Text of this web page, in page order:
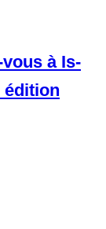
à Is-
édition